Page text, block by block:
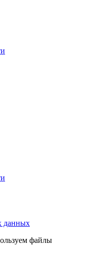
данных
файлы